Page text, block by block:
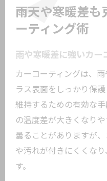
雨天や寒暖差も
ーティング術
雨や寒暖差に強いカー
カーコーティングは、
ラス表面をしっかり保
維持するための有効な
の温度差が大きくなり
曇ることがありますが
や汚れが付きにくくな
す。